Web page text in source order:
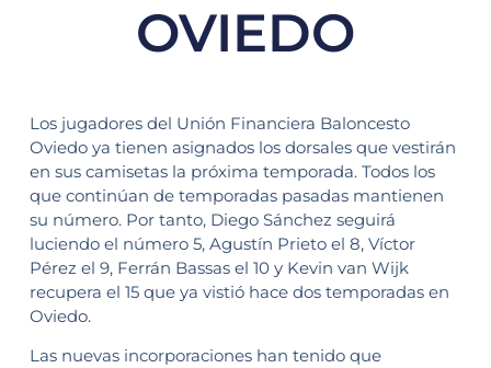
OVIEDO
Los jugadores del Unión Financiera Baloncesto
Oviedo ya tienen asignados los dorsales que vestirán
en sus camisetas la próxima temporada. Todos los
que continúan de temporadas pasadas mantienen
su número. Por tanto, Diego Sánchez seguirá
luciendo el número 5, Agustín Prieto el 8, Víctor
Pérez el 9, Ferrán Bassas el 10 y Kevin van Wijk
recupera el 15 que ya vistió hace dos temporadas en
Oviedo.
Las nuevas incorporaciones han tenido que